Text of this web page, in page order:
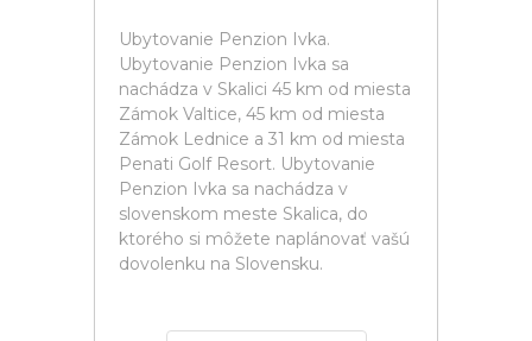
Ubytovanie Penzion Ivka.
Ubytovanie Penzion Ivka sa
nachádza v Skalici 45 km od miesta
Zámok Valtice, 45 km od miesta
Zámok Lednice a 31 km od miesta
Penati Golf Resort. Ubytovanie
Penzion Ivka sa nachádza v
slovenskom meste Skalica, do
ktorého si môžete naplánovať vašú
dovolenku na Slovensku.